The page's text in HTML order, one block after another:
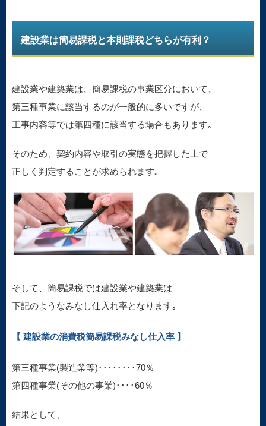
建設業は簡易課税と本則課税どちらが有利？
建設業や建築業は、簡易課税の事業区分において、
第三種事業に該当するのが一般的に多いですが、
工事内容等では第四種に該当する場合もあります｡
そのため、契約内容や取引の実態を把握した上で
正しく判定することが求められます｡
そして、簡易課税では建設業や建築業は
下記のようなみなし仕入れ率となります｡
【 建設業の消費税簡易課税みなし仕入率 】
第三種事業(製造業等)････････70％
第四種事業(その他の事業)････60％
結果として、